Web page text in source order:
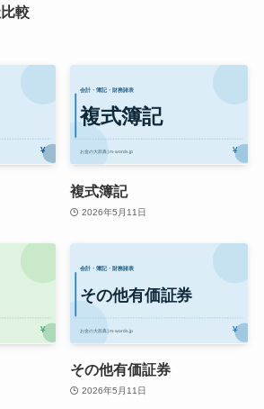
較
複式簿記
2026年5月11日
その他有価証券
2026年5月11日